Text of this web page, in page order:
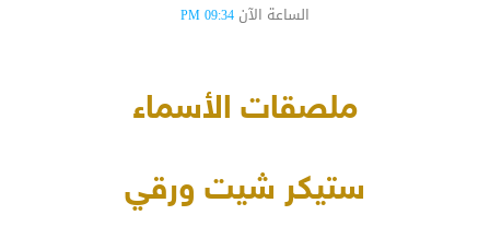
الساعة الآن 09:34 PM
ملصقات الأسماء
ستيكر شيت ورقي